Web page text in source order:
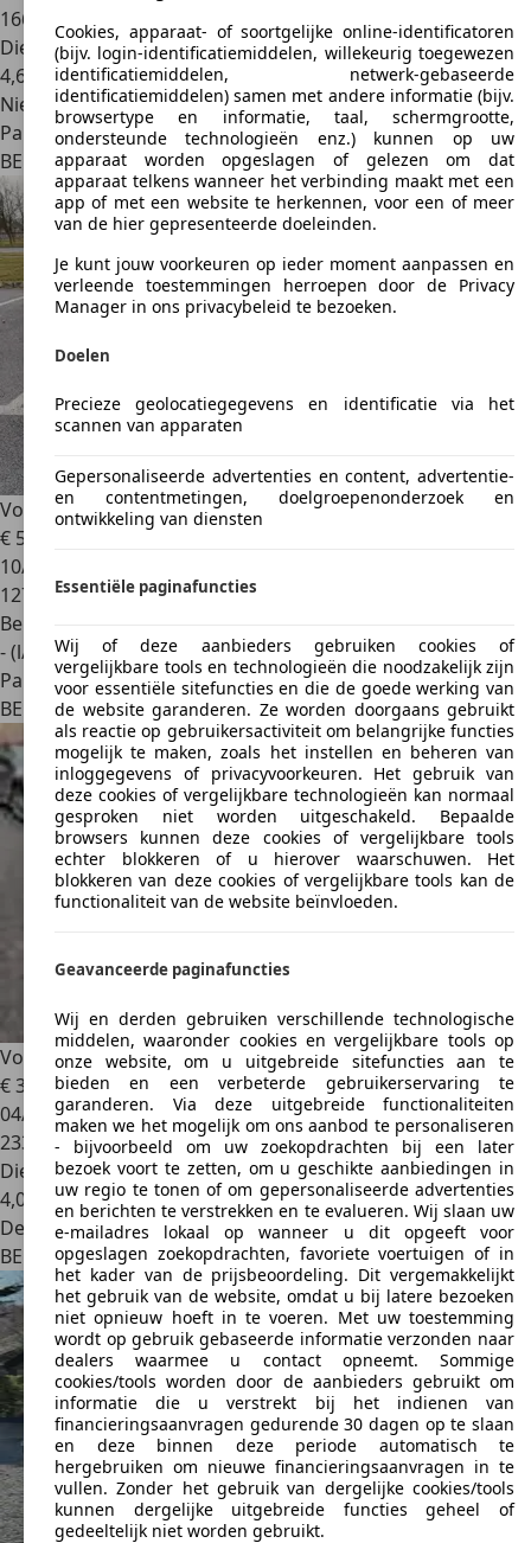
166.249 km
Diesel
4,6 l/100 km (comb.)
Nieuw
Particulier
BE 9000Gand
Volkswagen Passat1.8i CL
€ 5.400
10/2012
127.800 km
Benzine
- (l/100 km)
Particulier
BE 1090Jette
Volkswagen Passat
Passat 1.6 CR TDi Comfortline
€ 3.850
04/2017
233.000 km
Diesel
4,0 l/100 km (comb.)
Dealer
BE 1930Zaventem
Cookies, apparaat- of soortgelijke online-identificatoren
(bijv. login-identificatiemiddelen, willekeurig toegewezen
identificatiemiddelen, netwerk-gebaseerde
identificatiemiddelen) samen met andere informatie (bijv.
browsertype en informatie, taal, schermgrootte,
ondersteunde technologieën enz.) kunnen op uw
apparaat worden opgeslagen of gelezen om dat
apparaat telkens wanneer het verbinding maakt met een
app of met een website te herkennen, voor een of meer
van de hier gepresenteerde doeleinden.
Je kunt jouw voorkeuren op ieder moment aanpassen en
verleende toestemmingen herroepen door de Privacy
Manager in ons privacybeleid te bezoeken.
Doelen
Precieze geolocatiegegevens en identificatie via het
scannen van apparaten
Gepersonaliseerde advertenties en content, advertentie-
en contentmetingen, doelgroepenonderzoek en
ontwikkeling van diensten
Essentiële paginafuncties
Wij of deze aanbieders gebruiken cookies of
vergelijkbare tools en technologieën die noodzakelijk zijn
voor essentiële sitefuncties en die de goede werking van
de website garanderen. Ze worden doorgaans gebruikt
als reactie op gebruikersactiviteit om belangrijke functies
mogelijk te maken, zoals het instellen en beheren van
inloggegevens of privacyvoorkeuren. Het gebruik van
deze cookies of vergelijkbare technologieën kan normaal
gesproken niet worden uitgeschakeld. Bepaalde
browsers kunnen deze cookies of vergelijkbare tools
echter blokkeren of u hierover waarschuwen. Het
blokkeren van deze cookies of vergelijkbare tools kan de
functionaliteit van de website beïnvloeden.
Geavanceerde paginafuncties
Wij en derden gebruiken verschillende technologische
middelen, waaronder cookies en vergelijkbare tools op
onze website, om u uitgebreide sitefuncties aan te
bieden en een verbeterde gebruikerservaring te
garanderen. Via deze uitgebreide functionaliteiten
maken we het mogelijk om ons aanbod te personaliseren
- bijvoorbeeld om uw zoekopdrachten bij een later
bezoek voort te zetten, om u geschikte aanbiedingen in
uw regio te tonen of om gepersonaliseerde advertenties
en berichten te verstrekken en te evalueren. Wij slaan uw
e-mailadres lokaal op wanneer u dit opgeeft voor
opgeslagen zoekopdrachten, favoriete voertuigen of in
het kader van de prijsbeoordeling. Dit vergemakkelijkt
het gebruik van de website, omdat u bij latere bezoeken
niet opnieuw hoeft in te voeren. Met uw toestemming
wordt op gebruik gebaseerde informatie verzonden naar
dealers waarmee u contact opneemt. Sommige
cookies/tools worden door de aanbieders gebruikt om
informatie die u verstrekt bij het indienen van
financieringsaanvragen gedurende 30 dagen op te slaan
en deze binnen deze periode automatisch te
hergebruiken om nieuwe financieringsaanvragen in te
vullen. Zonder het gebruik van dergelijke cookies/tools
kunnen dergelijke uitgebreide functies geheel of
gedeeltelijk niet worden gebruikt.